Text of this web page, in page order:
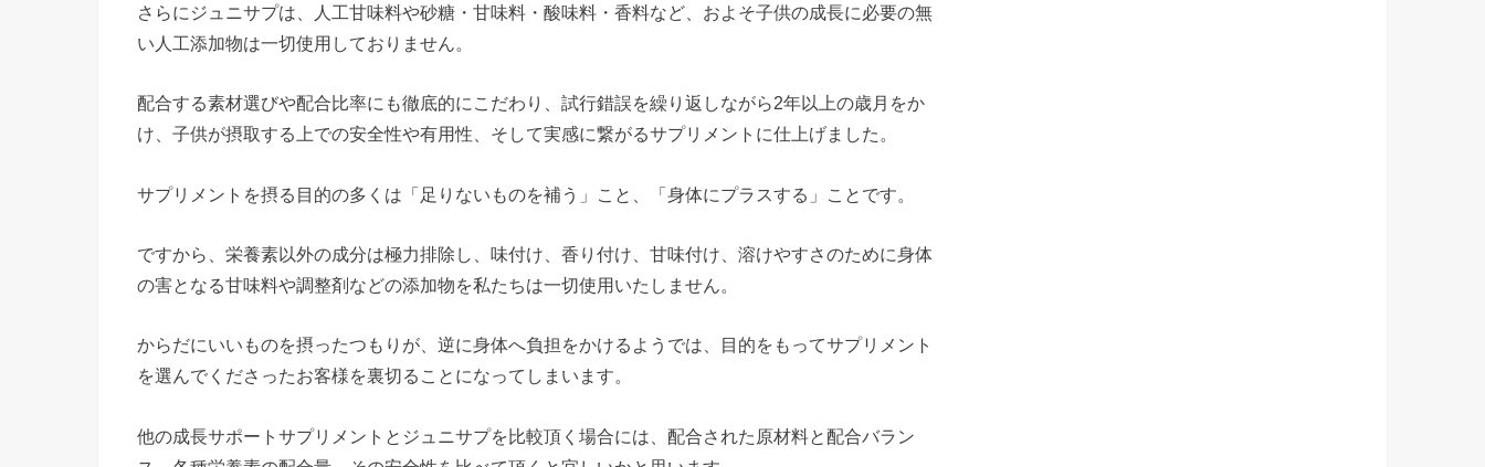
さらにジュニサプは、人工甘味料や砂糖・甘味料・酸味料・香料など、およそ子供の成長に必要の無
い人工添加物は一切使用しておりません。
配合する素材選びや配合比率にも徹底的にこだわり、試行錯誤を繰り返しながら2年以上の歳月をか
け、子供が摂取する上での安全性や有用性、そして実感に繋がるサプリメントに仕上げました。
サプリメントを摂る目的の多くは「足りないものを補う」こと、「身体にプラスする」ことです。
ですから、栄養素以外の成分は極力排除し、味付け、香り付け、甘味付け、溶けやすさのために身体
の害となる甘味料や調整剤などの添加物を私たちは一切使用いたしません。
からだにいいものを摂ったつもりが、逆に身体へ負担をかけるようでは、目的をもってサプリメント
を選んでくださったお客様を裏切ることになってしまいます。
他の成長サポートサプリメントとジュニサプを比較頂く場合には、配合された原材料と配合バラン